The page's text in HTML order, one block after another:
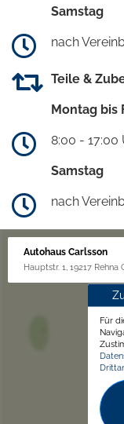
Samstag
nach
Teile &
Montag bis
8:00 - 17:00
Samstag
nach
Autohaus Carlsson
Hauptstr. 1, 19217 Rehna
Für